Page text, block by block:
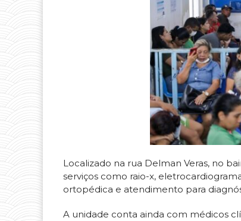
Localizado na rua Delman Veras, no
serviços como raio-x,
ortopédica e atendimento para
A unidade conta ainda com médicos